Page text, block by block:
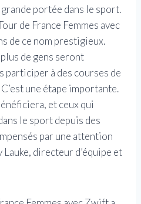
portée dans le sport.
de France Femmes avec
de ce nom prestigieux.
de gens seront
participer à des courses de
une étape importante.
et ceux qui
le sport depuis des
par une attention
Lauke, directeur d’équipe et